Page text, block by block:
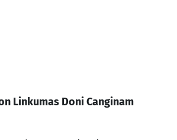
Linkumas Doni Canginam